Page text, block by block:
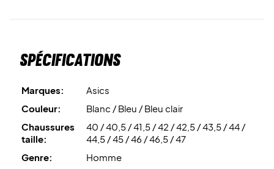
Spécifications
Marques:
Asics
Couleur:
Blanc / Bleu / Bleu clair
Chaussures
taille:
40 / 40,5 / 41,5 / 42 / 42,5 / 43,5 / 44 /
44,5 / 45 / 46 / 46,5 / 47
Genre:
Homme